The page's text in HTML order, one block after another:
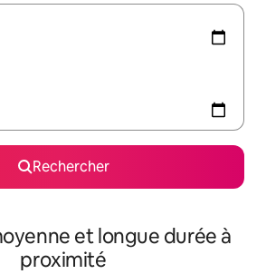
Rechercher
et longue durée à
proximité